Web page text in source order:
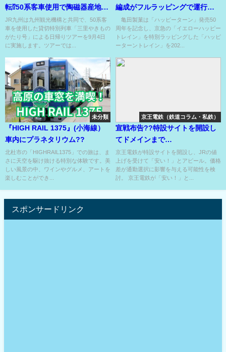
転⁉50系客車使用で陶磁器産地の
旅はいかが？
JR九州は九州観光機構と共同で、50系客
車を使用した貸切特別列車「三里やきもの
がたり号」による日帰りツアーを9月4日
に実施します。ツアーでは...
編成がフルラッピングで運行開
始⁉4路線で見れる??
亀田製菓は「ハッピーターン」発売50
周年を記念し、京急の「イエローハッピー
トレイン」を特別ラッピングした「ハッピ
ーターントレイン」を202...
未分類
『HIGH RAIL 1375』(小海線）
車内にプラネタリウム??
北杜市の「HIGHRAIL1375」での旅は、ま
さに天空を駆け抜ける特別な体験です。美
しい風景の中、ワインやグルメ、アートを
楽しむことができ...
京王電鉄（鉄道コラム・私鉄）
宣戦布告??特設サイトを開設し
てドメインまで
『yasuinomokeio』??
京王電鉄が特設サイトを開設し、JRの値
上げを受けて「安い！」とアピール。価格
差が通勤選択に影響を与える可能性を検
討。 京王電鉄が「安い！」と...
スポンサードリンク